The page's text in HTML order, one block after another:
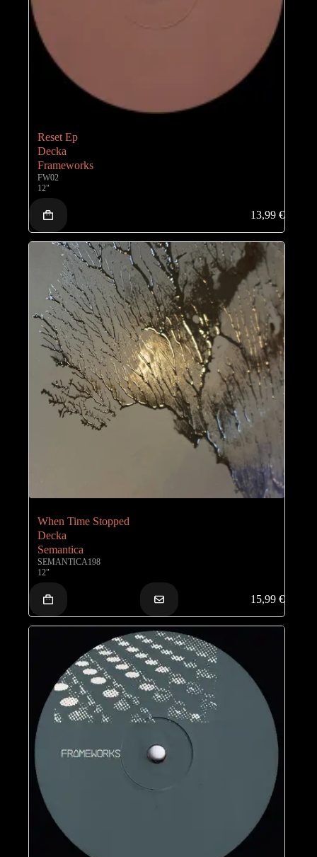
Reset Ep
Decka
Frameworks
FW02
12"
13,99€
When Time Stopped
Decka
Semantica
SEMANTICA198
12"
15,99€